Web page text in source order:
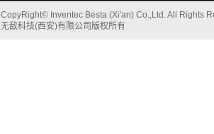
CopyRight© Inventec Besta (Xi'an) Co.,Ltd. All Rights
无敌科技(西安)有限公司版权所有